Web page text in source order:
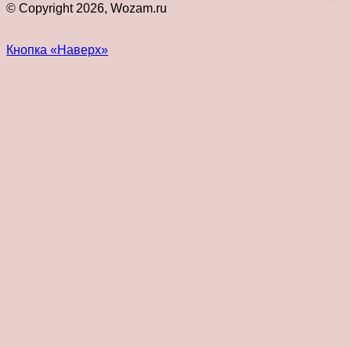
© Copyright 2026, Wozam.ru
Кнопка «Наверх»